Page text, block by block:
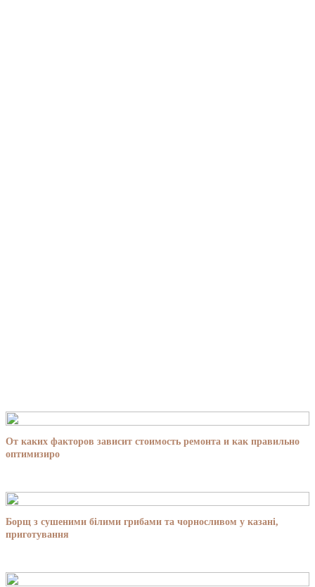
От каких факторов зависит стоимость ремонта и как правильно
оптимизиро
Борщ з сушеними білими грибами та чорносливом у казані,
приготування